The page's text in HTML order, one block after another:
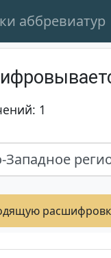
аббревиатур
1
Западное